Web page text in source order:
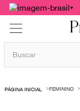
Buscar
FEMININO
1º
bolsas